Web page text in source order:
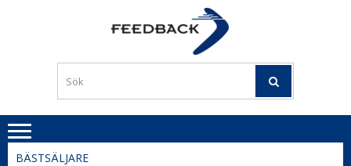
TIL
BESTE
PRISER
BÄSTSÄLJARE